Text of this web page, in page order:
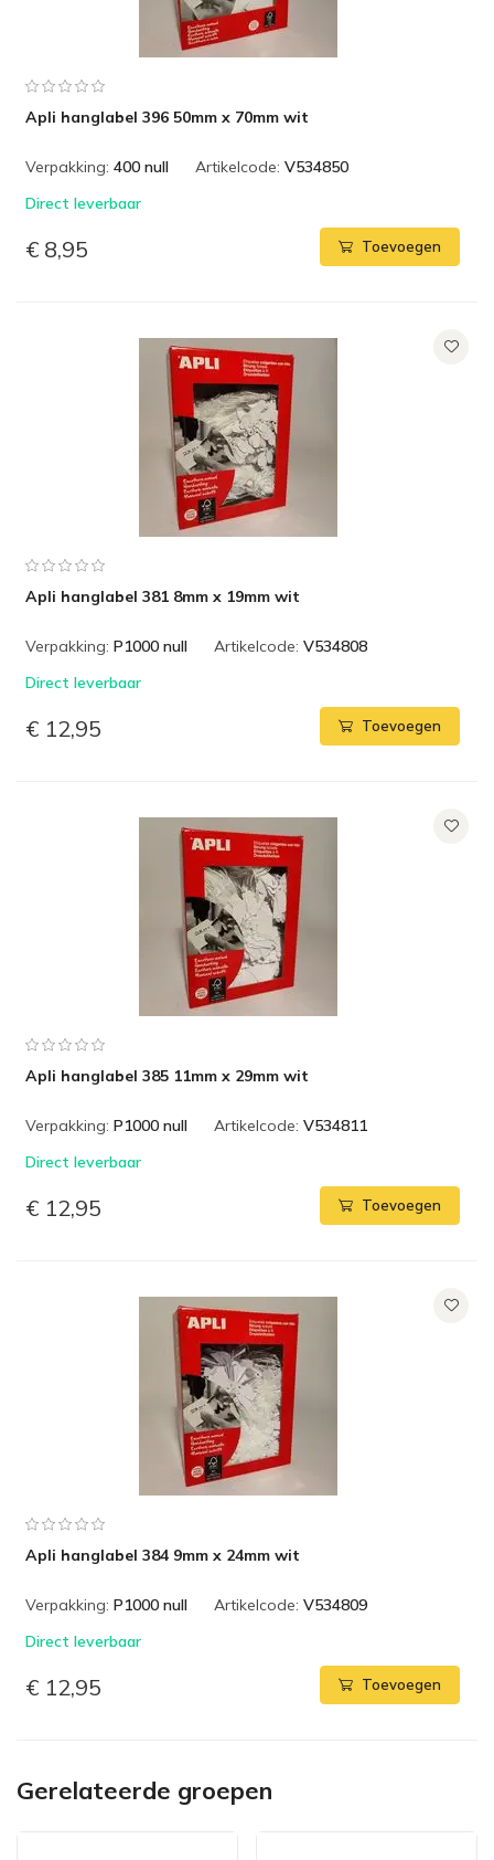
Apli hanglabel 396 50mm x 70mm wit
Verpakking: 400 null Artikelcode: V534850
Direct leverbaar
€ 8,95 Toevoegen
Apli hanglabel 381 8mm x 19mm wit
Verpakking: P1000 null Artikelcode: V534808
Direct leverbaar
€ 12,95 Toevoegen
Apli hanglabel 385 11mm x 29mm wit
Verpakking: P1000 null Artikelcode: V534811
Direct leverbaar
€ 12,95 Toevoegen
Apli hanglabel 384 9mm x 24mm wit
Verpakking: P1000 null Artikelcode: V534809
Direct leverbaar
€ 12,95 Toevoegen
Gerelateerde groepen